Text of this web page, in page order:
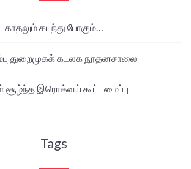
காதலும் கடந்து போகும்…
துறைமுகக் கடலக நூதனசாலை
சூழ்ந்த இரொக்வய் கூட்டமைப்பு
Tags